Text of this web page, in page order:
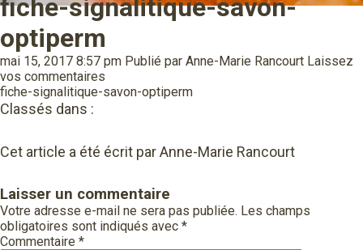
bientôt disponible!!
Merci de votre compréhension.
CONTINUER
fiche-signalitique-savon-
optiperm
mai 15, 2017 8:57 pm Publié par Anne-Marie Rancourt Laissez
vos commentaires
fiche-signalitique-savon-optiperm
Classés dans :
Cet article a été écrit par Anne-Marie Rancourt
Laisser un commentaire
Votre adresse e-mail ne sera pas publiée. Les champs
obligatoires sont indiqués avec *
Commentaire *